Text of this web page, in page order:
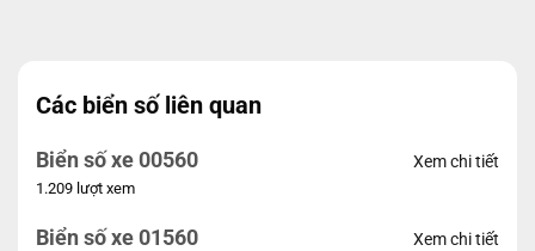
Các biển số liên quan
Biển số xe 00560
1.209 lượt xem
Xem chi tiết
Biển số xe 01560 Xem chi tiết